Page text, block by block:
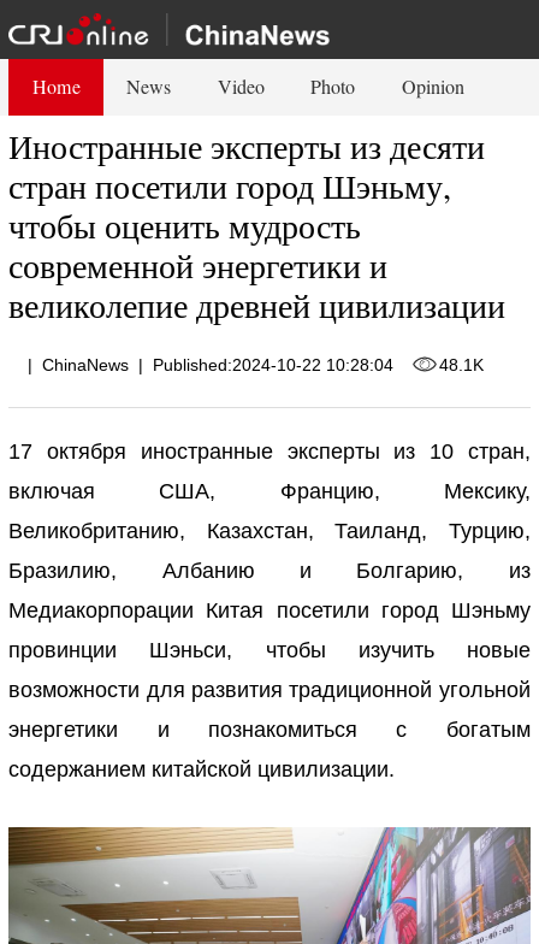
Home News Video Photo Opinion
Иностранные эксперты из десяти
стран посетили город Шэньму,
чтобы оценить мудрость
современной энергетики и
великолепие древней цивилизации
| ChinaNews | Published:2024-10-22 10:28:04 48.1K
17 октября иностранные эксперты из 10 стран,
включая США, Францию, Мексику,
Великобританию, Казахстан, Таиланд, Турцию,
Бразилию, Албанию и Болгарию, из
Медиакорпорации Китая посетили город Шэньму
провинции Шэньси, чтобы изучить новые
возможности для развития традиционной угольной
энергетики и познакомиться с богатым
содержанием китайской цивилизации.